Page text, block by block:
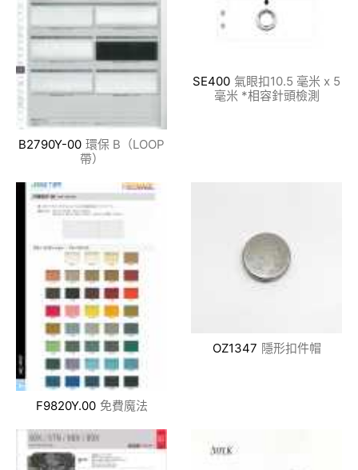
B2790Y-00 環保 B（LOOP
帶）
SE400 氣眼扣10.5 毫米 x 5
毫米 *相容針頭檢測
F9820Y.00 免費魔法
OZ1347 隱形扣件帽